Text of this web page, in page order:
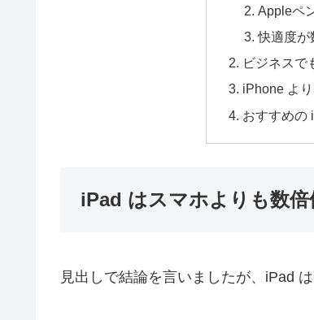
Appleペ
快適度が
ビジネスで
iPhone よ
おすすめの
iPad はスマホよりも数倍
見出しで結論を言いましたが、iPad